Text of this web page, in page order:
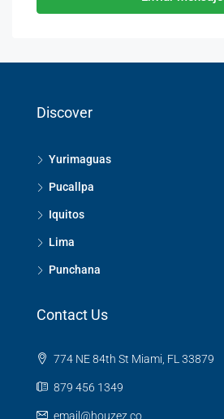
Discover
Yurimaguas
Pucallpa
Iquitos
Lima
Punchana
Contact Us
774 NE 84th St Miami, FL 33879
879 456 1349
email@houzez.co